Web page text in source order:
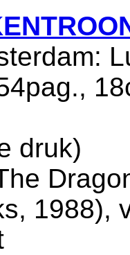
druk)
1988),